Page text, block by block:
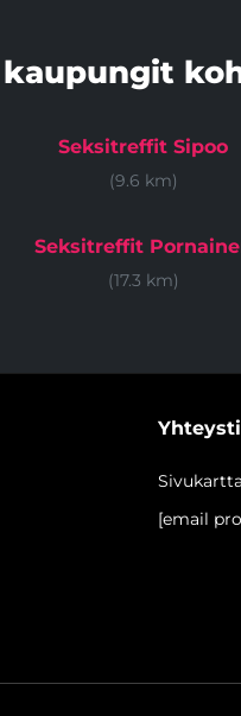
Seksitreffit Sipoo
(9.6 km)
Seksitreffit
(17.3 km)
Sivukartta
[email